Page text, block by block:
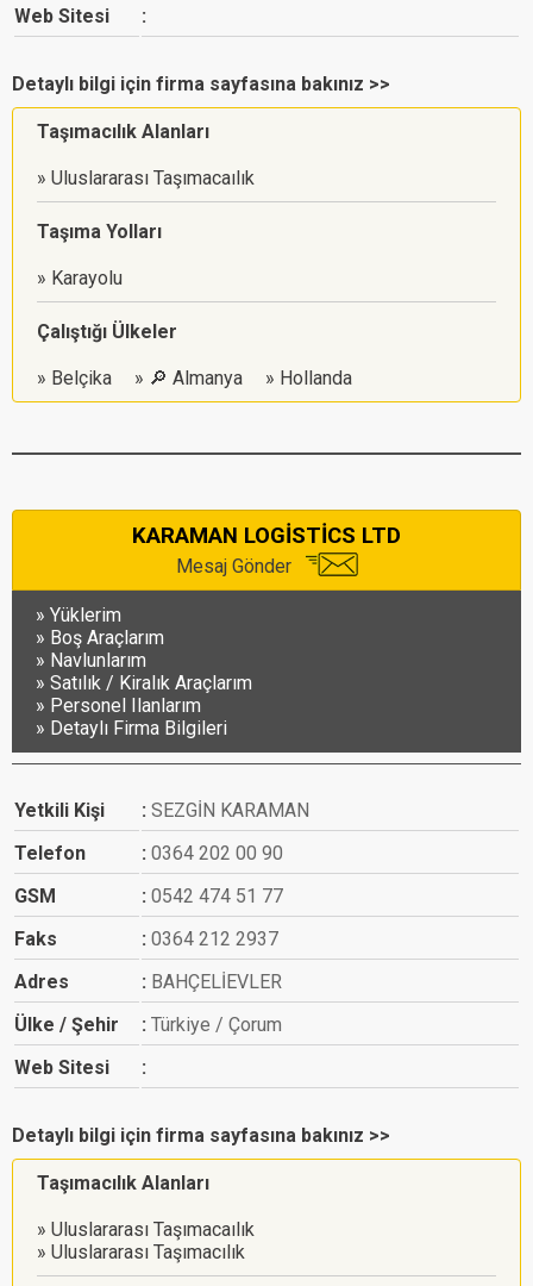
Web Sitesi
Detaylı bilgi için firma sayfasına bakınız >>
Taşımacılık Alanları
Uluslararası Taşımacaılık
Taşıma Yolları
Karayolu
Çalıştığı Ülkeler
Belçika 🔎 Almanya Hollanda
KARAMAN LOGİSTİCS LTD
Mesaj Gönder
Yüklerim
Boş Araçlarım
Navlunlarım
Satılık / Kiralık Araçlarım
Personel Ilanlarım
Detaylı Firma Bilgileri
Yetkili Kişi
SEZGİN KARAMAN
Telefon
0364 202 00 90
GSM
0542 474 51 77
Faks
0364 212 2937
Adres
BAHÇELİEVLER
Ülke / Şehir
Türkiye / Çorum
Web Sitesi
Detaylı bilgi için firma sayfasına bakınız >>
Taşımacılık Alanları
Uluslararası Taşımacaılık
Uluslararası Taşımacılık